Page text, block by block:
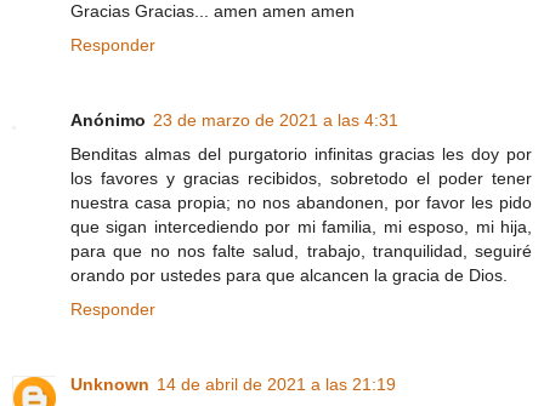
Gracias Gracias... amen amen amen
Responder
Anónimo 23 de marzo de 2021 a las 4:31
Benditas almas del purgatorio infinitas gracias les doy por
los favores y gracias recibidos, sobretodo el poder tener
nuestra casa propia; no nos abandonen, por favor les pido
que sigan intercediendo por mi familia, mi esposo, mi hija,
para que no nos falte salud, trabajo, tranquilidad, seguiré
orando por ustedes para que alcancen la gracia de Dios.
Responder
Unknown 14 de abril de 2021 a las 21:19